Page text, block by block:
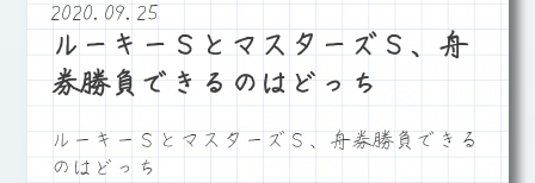
2020.09.25
ルーキーＳとマスターズＳ、舟
券勝負できるのはどっち
ルーキーＳとマスターズＳ、舟券勝負できる
のはどっち